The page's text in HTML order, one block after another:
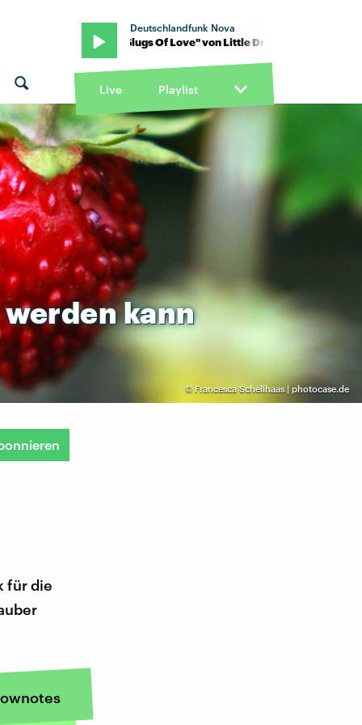
Deutschlandfunk Nova
· "Slugs Of Love" von Little Dragon · "Slugs Of Love" von
Live Playlist
© Francesca Schellhaas | photocase.de
werdenkann
für die